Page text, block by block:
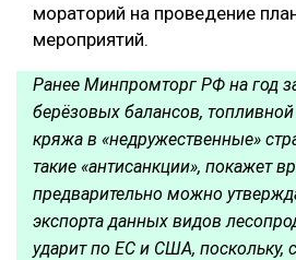
мораторий на проведение
мероприятий.
Ранее Минпромторг РФ на год
берёзовых балансов,
кряжа в «недружественные»
такие «антисанкции», покажет
предварительно можно
экспорта данных видов
ударит по ЕС и США, поскольку,